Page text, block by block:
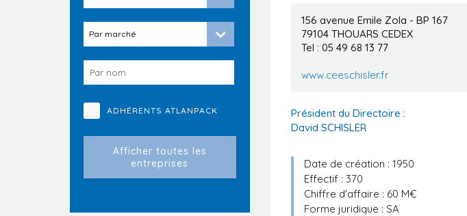
156 avenue Emile Zola - BP 167
79104 THOUARS CEDEX
Tel : 05 49 68 13 77
www.ceeschisler.fr
Président du Directoire :
David SCHISLER
Date de création : 1950
Effectif : 370
Chiffre d'affaire : 60 M€
Forme juridique : SA
ADHÉRENTS ATLANPACK